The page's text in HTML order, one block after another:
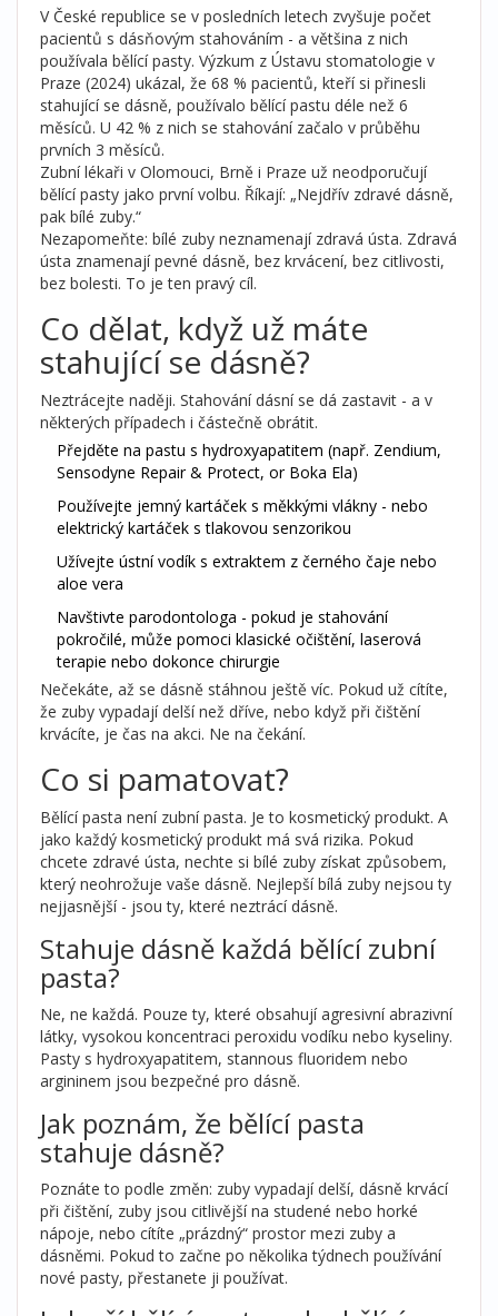
V České republice se v posledních letech zvyšuje počet
pacientů s dásňovým stahováním - a většina z nich
používala bělící pasty. Výzkum z Ústavu stomatologie v
Praze (2024) ukázal, že 68 % pacientů, kteří si přinesli
stahující se dásně, používalo bělící pastu déle než 6
měsíců. U 42 % z nich se stahování začalo v průběhu
prvních 3 měsíců.
Zubní lékaři v Olomouci, Brně i Praze už neodporučují
bělící pasty jako první volbu. Říkají: „Nejdřív zdravé dásně,
pak bílé zuby.“
Nezapomeňte: bílé zuby neznamenají zdravá ústa. Zdravá
ústa znamenají pevné dásně, bez krvácení, bez citlivosti,
bez bolesti. To je ten pravý cíl.
Co dělat, když už máte
stahující se dásně?
Neztrácejte naději. Stahování dásní se dá zastavit - a v
některých případech i částečně obrátit.
Přejděte na pastu s hydroxyapatitem (např. Zendium,
Sensodyne Repair & Protect, or Boka Ela)
Používejte jemný kartáček s měkkými vlákny - nebo
elektrický kartáček s tlakovou senzorikou
Užívejte ústní vodík s extraktem z černého čaje nebo
aloe vera
Navštivte parodontologa - pokud je stahování
pokročilé, může pomoci klasické očištění, laserová
terapie nebo dokonce chirurgie
Nečekáte, až se dásně stáhnou ještě víc. Pokud už cítíte,
že zuby vypadají delší než dříve, nebo když při čištění
krvácíte, je čas na akci. Ne na čekání.
Co si pamatovat?
Bělící pasta není zubní pasta. Je to kosmetický produkt. A
jako každý kosmetický produkt má svá rizika. Pokud
chcete zdravé ústa, nechte si bílé zuby získat způsobem,
který neohrožuje vaše dásně. Nejlepší bílá zuby nejsou ty
nejjasnější - jsou ty, které neztrácí dásně.
Stahuje dásně každá bělící zubní
pasta?
Ne, ne každá. Pouze ty, které obsahují agresivní abrazivní
látky, vysokou koncentraci peroxidu vodíku nebo kyseliny.
Pasty s hydroxyapatitem, stannous fluoridem nebo
argininem jsou bezpečné pro dásně.
Jak poznám, že bělící pasta
stahuje dásně?
Poznáte to podle změn: zuby vypadají delší, dásně krvácí
při čištění, zuby jsou citlivější na studené nebo horké
nápoje, nebo cítíte „prázdný“ prostor mezi zuby a
dásněmi. Pokud to začne po několika týdnech používání
nové pasty, přestanete ji používat.